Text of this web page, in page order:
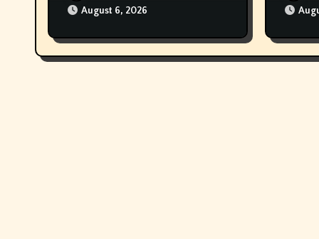
August 6, 2026